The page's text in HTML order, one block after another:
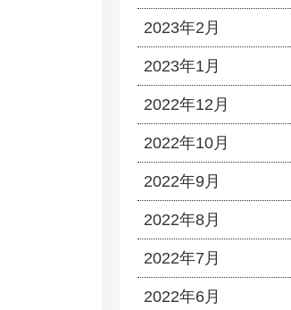
2023年2月
2023年1月
2022年12月
2022年10月
2022年9月
2022年8月
2022年7月
2022年6月